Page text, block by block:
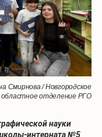
Смирнова / Новгородское
областное отделение РГО
науки
интерната №5